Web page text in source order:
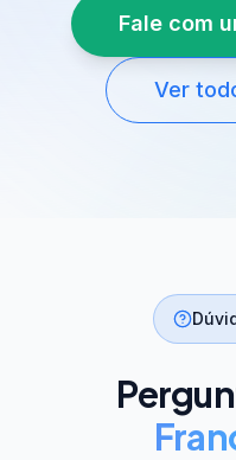
Fale com
Ver